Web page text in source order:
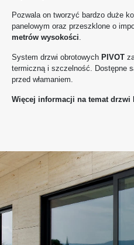
Pozwala on tworzyć bardzo duże
panelowym oraz przeszklone o
metrów wysokości.
System drzwi obrotowych PIVOT
termiczną i szczelność. Dostępne
przed włamaniem.
Więcej informacji na temat drzwi